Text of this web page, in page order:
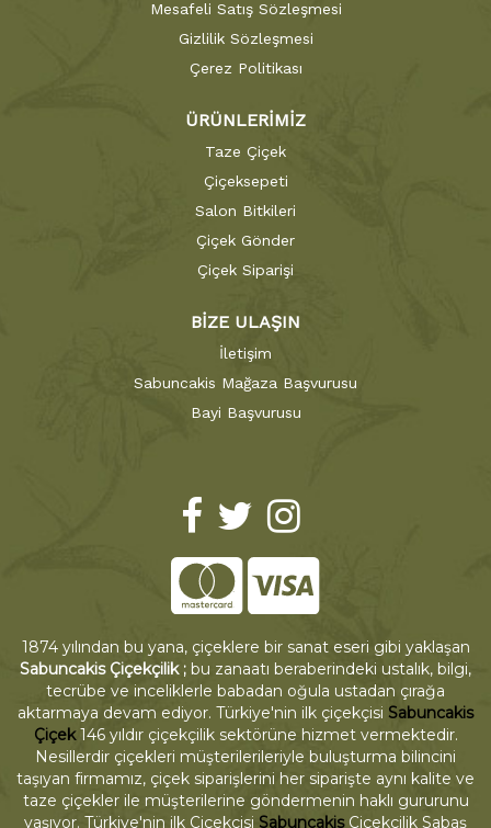
Mesafeli Satış Sözleşmesi
Gizlilik Sözleşmesi
Çerez Politikası
ÜRÜNLERİMİZ
Taze Çiçek
Çiçeksepeti
Salon Bitkileri
Çiçek Gönder
Çiçek Siparişi
BİZE ULAŞIN
İletişim
Sabuncakis Mağaza Başvurusu
Bayi Başvurusu
1874 yılından bu yana, çiçeklere bir sanat eseri gibi yaklaşan
Sabuncakis Çiçekçilik ; bu zanaatı beraberindeki ustalık, bilgi,
tecrübe ve inceliklerle babadan oğula ustadan çırağa
aktarmaya devam ediyor. Türkiye'nin ilk çiçekçisi Sabuncakis
Çiçek146 yıldır çiçekçilik sektörüne hizmet vermektedir.
Nesillerdir çiçekleri müşterilerileriyle buluşturma bilincini
taşıyan firmamız, çiçek siparişlerini her siparişte aynı kalite ve
taze çiçekler ile müşterilerine göndermenin haklı gururunu
yaşıyor. Türkiye'nin ilk Çiçekçisi SabuncakisÇiçekçilik Sabaş